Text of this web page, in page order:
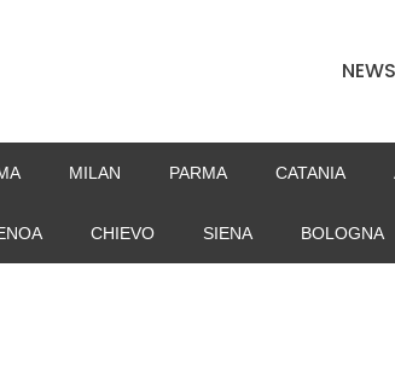
NEWS
MILAN PARMA CATANIA
CHIEVO SIENA BOLOGNA